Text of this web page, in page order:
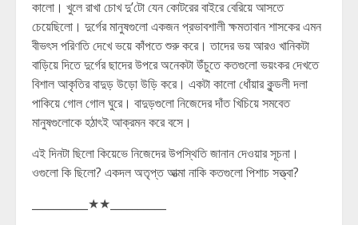
কালো। খুলে রাখা চোখ দু’টো যেন কোটরের বাইরে বেরিয়ে আসতে
চেয়েছিলো। দুর্গের মানুষগুলো একজন প্রভাবশালী ক্ষমতাবান শাসকের এমন
বীভৎস পরিণতি দেখে ভয়ে কাঁপতে শুরু করে। তাদের ভয় আরও খানিকটা
বাড়িয়ে দিতে দুর্গের ছাদের উপরে অনেকটা উঁচুতে কতগুলো ভয়ংকর দেখতে
বিশাল আকৃতির বাদুড় উড়ো উড়ি করে। একটা কালো ধোঁয়ার কুন্ডলী দলা
পাকিয়ে গোল গোল ঘুরে। বাদুড়গুলো নিজেদের দাঁত খিচিয়ে সমবেত
মানুষগুলোকে হঠাৎই আক্রমন করে বসে।
এই দিনটা ছিলো কিয়েভে নিজেদের উপস্থিতি জানান দেওয়ার সূচনা।
ওগুলো কি ছিলো? একদল অতৃপ্ত আত্মা নাকি কতগুলো পিশাচ সত্ত্বা?
__________★★__________